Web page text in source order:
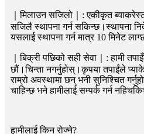
｜मिलाउन सजिलो｜: एकीकृत
सजिलै स्थापना गर्न सकिन्छ।स्थापना
यसलाई स्थापना गर्न मात्र 10 मिनेट
｜बिक्री पछिको सही सेवा｜: हामी
छौं।चिन्ता नगर्नुहोस्।कृपया तपाईंले
राम्रो अवस्थामा छन् भनी सुनिश्चित
चाहिन्छ भने हामीलाई सम्पर्क गर्न
हामीलाई किन रोज्ने?